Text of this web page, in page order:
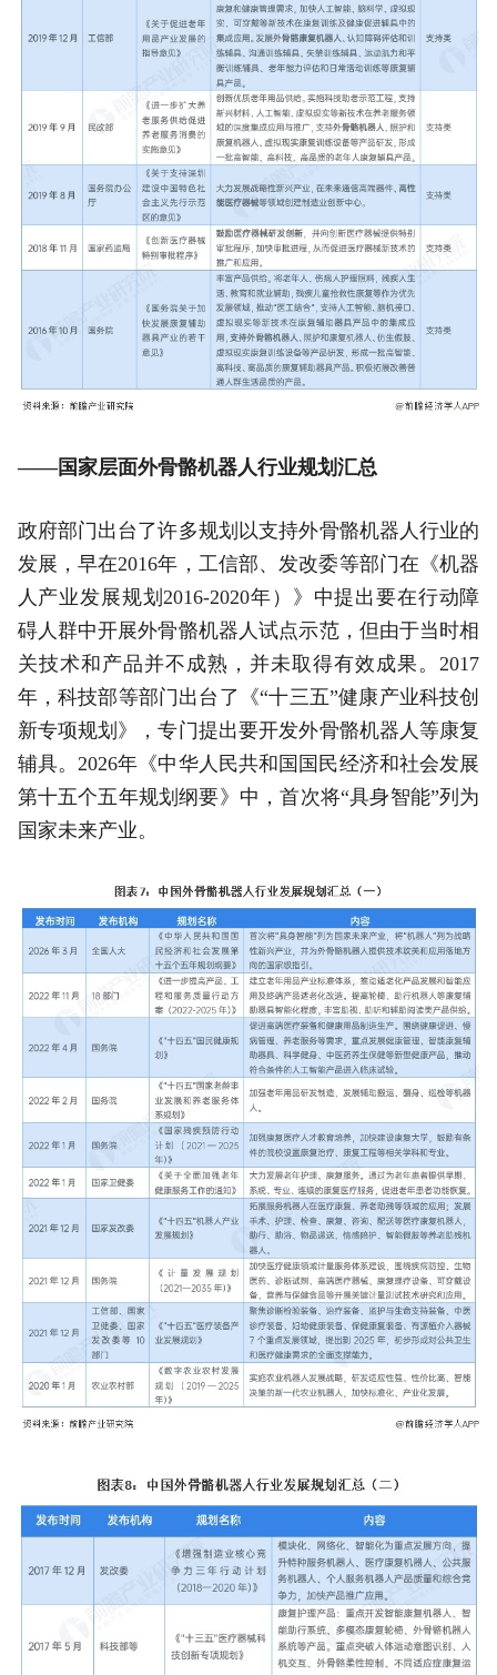
——国家层面外骨骼机器人行业规划汇总
政府部门出台了许多规划以支持外骨骼机器人行业的
发展，早在2016年，工信部、发改委等部门在《机器
人产业发展规划2016-2020年）》中提出要在行动障
碍人群中开展外骨骼机器人试点示范，但由于当时相
关技术和产品并不成熟，并未取得有效成果。2017
年，科技部等部门出台了《“十三五”健康产业科技创
新专项规划》，专门提出要开发外骨骼机器人等康复
辅具。2026年《中华人民共和国国民经济和社会发展
第十五个五年规划纲要》中，首次将“具身智能”列为
国家未来产业。